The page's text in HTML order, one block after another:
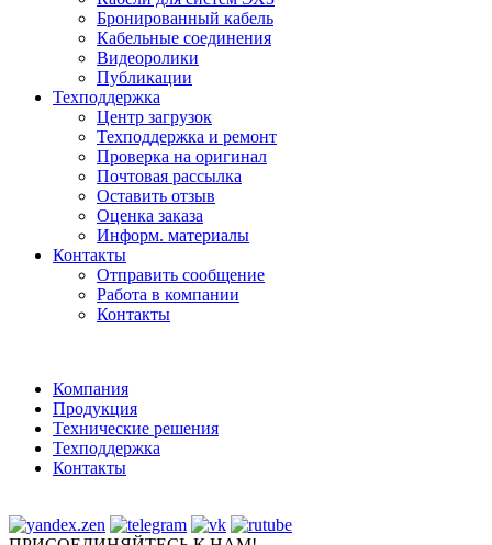
Бронированный кабель
Кабельные соединения
Видеоролики
Публикации
Техподдержка
Центр загрузок
Техподдержка и ремонт
Проверка на оригинал
Почтовая рассылка
Оставить отзыв
Оценка заказа
Информ. материалы
Контакты
Отправить сообщение
Работа в компании
Контакты
Компания
Продукция
Технические решения
Техподдержка
Контакты